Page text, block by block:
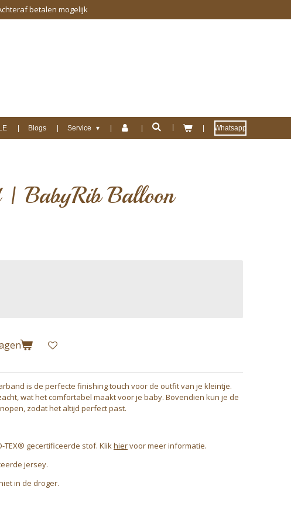
betalen mogelijk
Blogs Service Whatsapp
| BabyRib Balloon
is de perfecte finishing touch voor de outfit van je kleintje.
wat het comfortabel maakt voor je baby. Bovendien kun je de
zodat het altijd perfect past.
TEX® gecertificeerde stof. Klikhiervoor meer informatie.
jersey.
in de droger.